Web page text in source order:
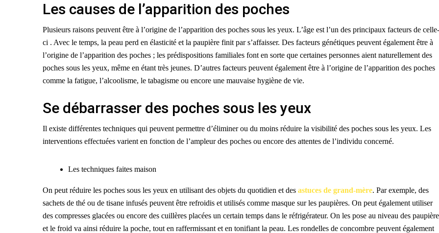
Les causes de l’apparition des poches
Plusieurs raisons peuvent être à l’origine de l’apparition des poches sous les yeux. L’âge est l’un des principaux facteurs de celle-
ci . Avec le temps, la peau perd en élasticité et la paupière finit par s’affaisser. Des facteurs génétiques peuvent également être à
l’origine de l’apparition des poches ; les prédispositions familiales font en sorte que certaines personnes aient naturellement des
poches sous les yeux, même en étant très jeunes. D’autres facteurs peuvent également être à l’origine de l’apparition des poches
comme la fatigue, l’alcoolisme, le tabagisme ou encore une mauvaise hygiène de vie.
Se débarrasser des poches sous les yeux
Il existe différentes techniques qui peuvent permettre d’éliminer ou du moins réduire la visibilité des poches sous les yeux. Les
interventions effectuées varient en fonction de l’ampleur des poches ou encore des attentes de l’individu concerné.
Les techniques faites maison
On peut réduire les poches sous les yeux en utilisant des objets du quotidien et des astuces de grand-mère. Par exemple, des
sachets de thé ou de tisane infusés peuvent être refroidis et utilisés comme masque sur les paupières. On peut également utiliser
des compresses glacées ou encore des cuillères placées un certain temps dans le réfrigérateur. On les pose au niveau des
et le froid va ainsi réduire la poche, tout en raffermissant et en tonifiant la peau. Les rondelles de concombre peuvent également